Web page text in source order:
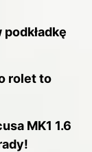
rolet to
MK1 1.6